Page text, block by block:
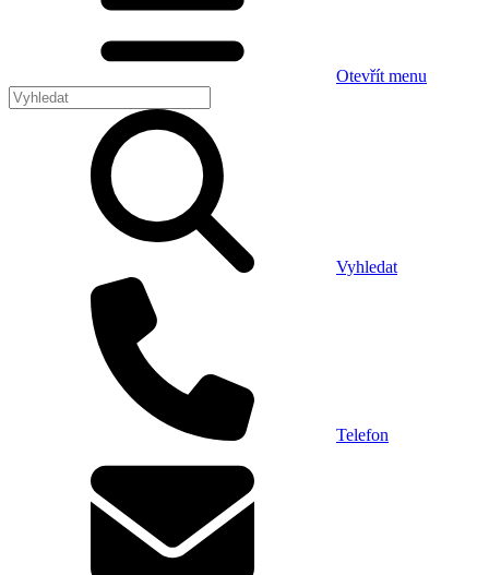
Otevřít menu
Vyhledat
Telefon